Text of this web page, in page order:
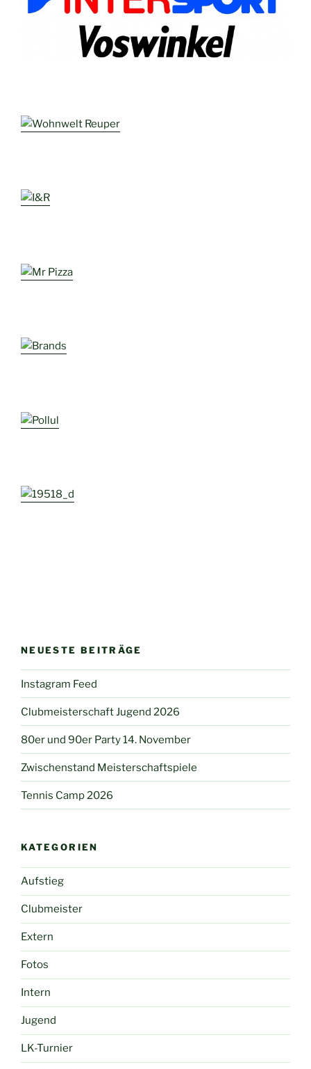
NEUESTE BEITRÄGE
Instagram Feed
Clubmeisterschaft Jugend 2026
80er und 90er Party 14. November
Zwischenstand Meisterschaftspiele
Tennis Camp 2026
KATEGORIEN
Aufstieg
Clubmeister
Extern
Fotos
Intern
Jugend
LK-Turnier